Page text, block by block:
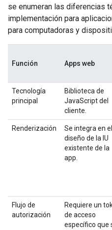
se enumeran las diferencias
implementación para
para computadoras y
Función Apps web
Tecnología
principal
Biblioteca de
JavaScript del
cliente.
Renderización
Se integra en el
diseño de la IU
existente de la
app.
Flujo de
autorización
Requiere un
de acceso
específico que